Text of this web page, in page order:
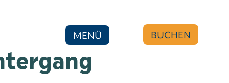
MENÜ BUCHEN